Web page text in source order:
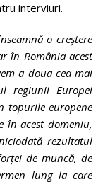
interviuri.
o creștere
în România acest
a doua cea mai
regiunii Europei
topurile europene
în acest domeniu,
rezultatul
de muncă, de
lung la care